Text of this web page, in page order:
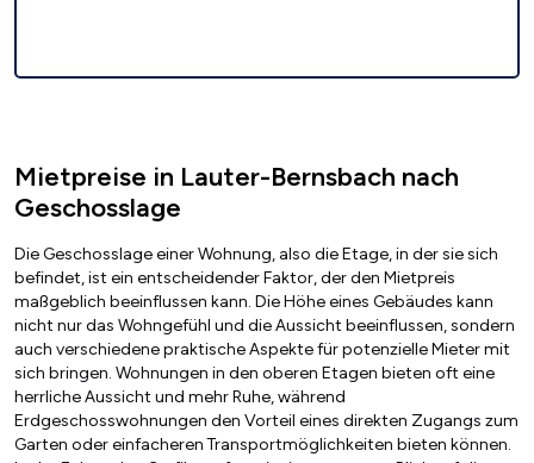
Mietpreise in Lauter-Bernsbach nach
Geschosslage
Die Geschosslage einer Wohnung, also die Etage, in der sie sich
befindet, ist ein entscheidender Faktor, der den Mietpreis
maßgeblich beeinflussen kann. Die Höhe eines Gebäudes kann
nicht nur das Wohngefühl und die Aussicht beeinflussen, sondern
auch verschiedene praktische Aspekte für potenzielle Mieter mit
sich bringen. Wohnungen in den oberen Etagen bieten oft eine
herrliche Aussicht und mehr Ruhe, während
Erdgeschosswohnungen den Vorteil eines direkten Zugangs zum
Garten oder einfacheren Transportmöglichkeiten bieten können.